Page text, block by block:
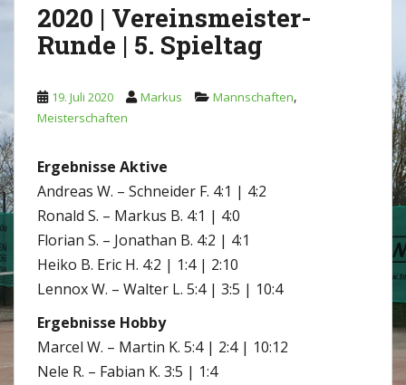
2020 | Vereinsmeister-
Runde | 5. Spieltag
19. Juli 2020 Markus Mannschaften,
Meisterschaften
Ergebnisse Aktive
Andreas W. – Schneider F. 4:1 | 4:2
Ronald S. – Markus B. 4:1 | 4:0
Florian S. – Jonathan B. 4:2 | 4:1
Heiko B. Eric H. 4:2 | 1:4 | 2:10
Lennox W. – Walter L. 5:4 | 3:5 | 10:4
Ergebnisse Hobby
Marcel W. – Martin K. 5:4 | 2:4 | 10:12
Nele R. – Fabian K. 3:5 | 1:4